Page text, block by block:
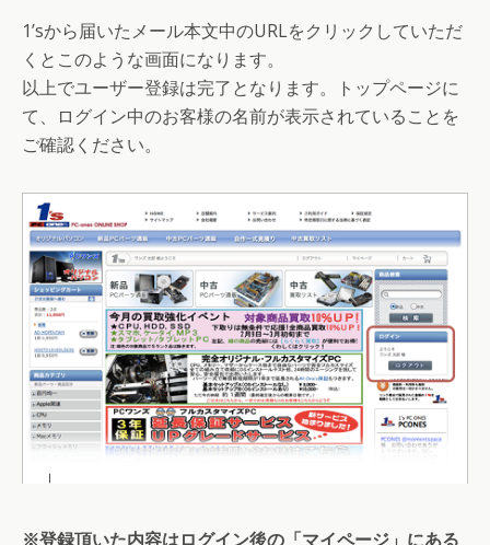
1’sから届いたメール本文中のURLをクリックしていただ
くとこのような画面になります。
以上でユーザー登録は完了となります。トップページに
て、ログイン中のお客様の名前が表示されていることを
ご確認ください。
※登録頂いた内容はログイン後の「マイページ」にある